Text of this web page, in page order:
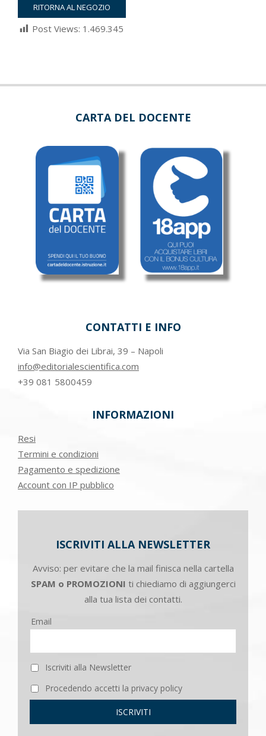
RITORNA AL NEGOZIO
Post Views: 1.469.345
03-
CARTA DEL DOCENTE
CONTATTI E INFO
Via San Biagio dei Librai, 39 – Napoli
info@editorialescientifica.com
+39 081 5800459
INFORMAZIONI
Resi
Termini e condizioni
Pagamento e spedizione
Account con IP pubblico
ISCRIVITI ALLA NEWSLETTER
Avviso: per evitare che la mail finisca nella cartella
SPAM o PROMOZIONI ti chiediamo di aggiungerci
alla tua lista dei contatti.
Email
Iscriviti alla Newsletter
Procedendo accetti la privacy policy